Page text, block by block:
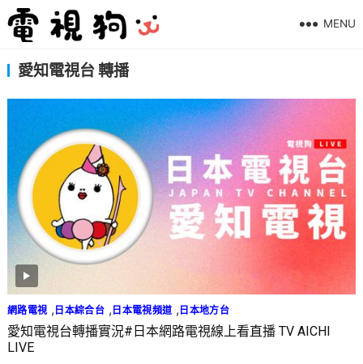
MENU
愛知電視台 轉播
網路電視 , 日本綜合台 , 日本電視頻道 , 日本地方台
愛知電視台轉播實況#日本網路電視線上看直播 TV AICHI
LIVE